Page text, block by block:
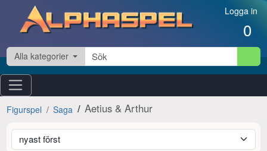
Hoppa till innehåll Logga in
0
Alla kategorier
Figurspel Saga Aetius & Arthur